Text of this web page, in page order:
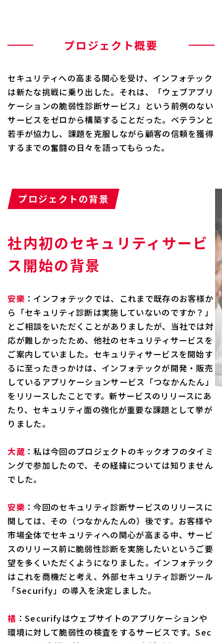
プロジェクト概要
セキュリティへの高まる関心を受け、インフォテック
は新たな挑戦に乗り出した。それは、「ウェブアプリ
ケーションの脆弱性診断サービス」という前例のない
サービスをゼロから構築することだった。ベテランと
若手が協力し、課題を克服しながら顧客の信頼を獲得
するまでの奮闘の日々を語ってもらった。
プロジェクトの背景
社内初のセキュリティサービ
ス開始の背景
安樂 ：インフォテックでは、これまで既存のお客様か
ら「セキュリティ診断は実施していないのですか？」
とご相談をいただくことがありましたが、当社では対
応が難しかったため、他社のセキュリティサービスを
ご案内していました。セキュリティサービスを開始す
るに至ったきっかけは、インフォテックが開発・販売
しているアプリケーションサービス「つなかんたん」
をリリースしたことです。新サービスのリリースにあ
たり、セキュリティ面の強化が重要な課題として挙が
りました。
大蔵 ：私は今回のプロジェクトのキックオフのタイミ
ングで参加したので、その経緯については知りません
でした。
安樂 ：今回のセキュリティ診断サービスのリリースに
関しては、その（つなかんたんの）後です。お客様や
市場全体でセキュリティへの関心が高まる中、サービ
スのリリース前に脆弱性診断を実施したいというご要
望を多くいただくようになりました。インフォテック
はこれを商機だと考え、外部セキュリティ診断ツール
「Securify」の導入を決定しました。
橘 ：Securifyはウェブサイトのアプリケーションや
環境に対して脆弱性の検査をするサービスです。Sec